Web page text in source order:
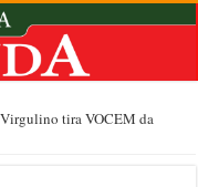
tira VOCEM da